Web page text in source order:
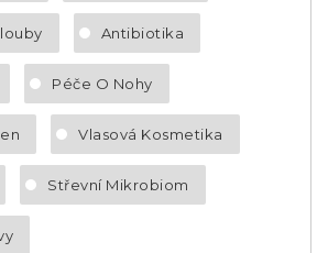
Antibiotika
Péče O Nohy
Vlasová Kosmetika
Střevní Mikrobiom